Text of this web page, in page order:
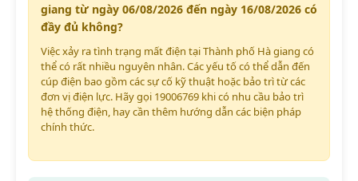
giang từ ngày 06/08/2026 đến ngày 16/08/2026 có
đầy đủ không?
Việc xảy ra tình trạng mất điện tại Thành phố Hà giang có
thể có rất nhiều nguyên nhân. Các yếu tố có thể dẫn đến
cúp điện bao gồm các sự cố kỹ thuật hoặc bảo trì từ các
đơn vị điện lực. Hãy gọi 19006769 khi có nhu cầu bảo trì
hệ thống điện, hay cần thêm hướng dẫn các biện pháp
chính thức.